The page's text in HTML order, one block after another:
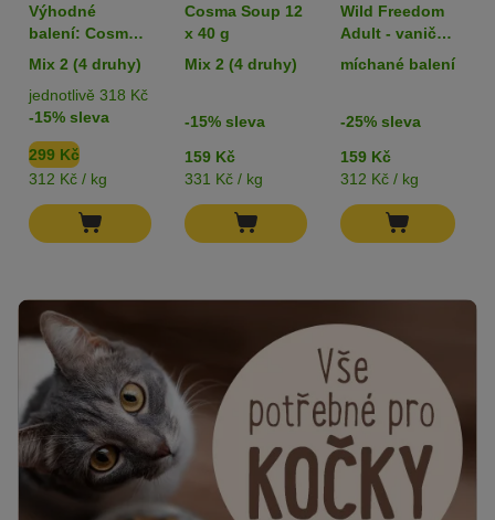
Výhodné
balení: Cosma
Soup 24 x 40 g
Mix 2 (4 druhy)
jednotlivě 318 Kč
-15% sleva
299 Kč
312 Kč / kg
Cosma Soup 12
x 40 g
Mix 2 (4 druhy)
-15% sleva
159 Kč
331 Kč / kg
Wild Freedom
Adult - vaničky
6 x 85 g
míchané balení
-25% sleva
159 Kč
312 Kč / kg